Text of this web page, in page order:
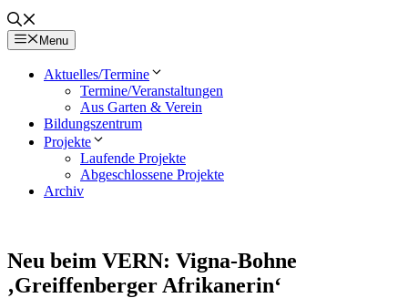
Menu
Aktuelles/Termine
Termine/Veranstaltungen
Aus Garten & Verein
Bildungszentrum
Projekte
Laufende Projekte
Abgeschlossene Projekte
Archiv
Neu beim VERN: Vigna-Bohne
‚Greiffenberger Afrikanerin‘